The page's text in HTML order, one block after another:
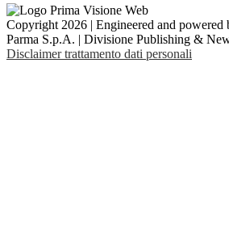
Copyright 2026 | Engineered and powered
Parma S.p.A. | Divisione Publishing &
Disclaimer trattamento dati personali